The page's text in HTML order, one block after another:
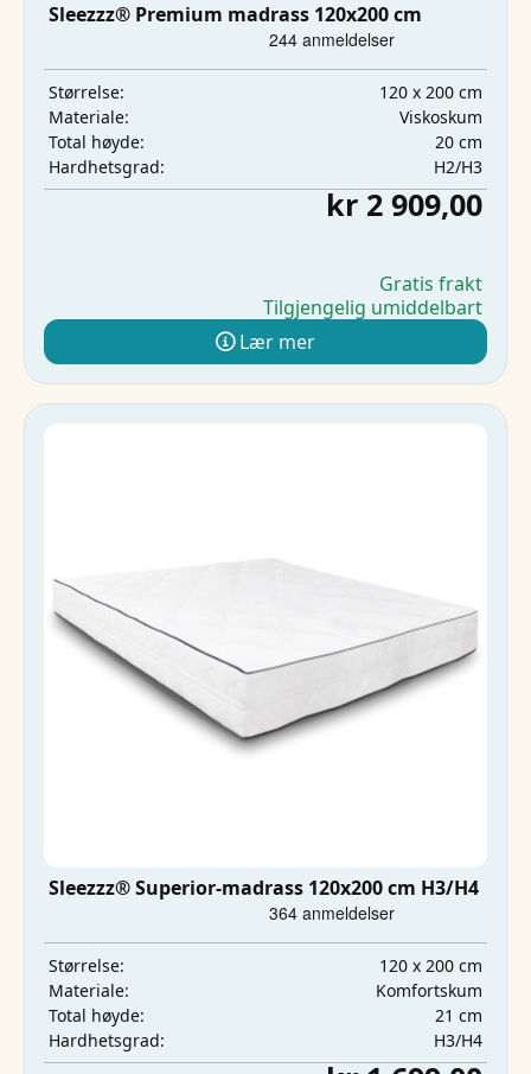
Sleezzz® Premium madrass 120x200 cm
Størrelse:
120 x 200 cm
Materiale:
Viskoskum
Total høyde:
20 cm
Hardhetsgrad:
H2/H3
kr 2 909,00
Gratis frakt
Tilgjengelig umiddelbart
Lær mer
Sleezzz® Superior-madrass 120x200 cm H3/H4
Størrelse:
120 x 200 cm
Materiale:
Komfortskum
Total høyde:
21 cm
Hardhetsgrad:
H3/H4